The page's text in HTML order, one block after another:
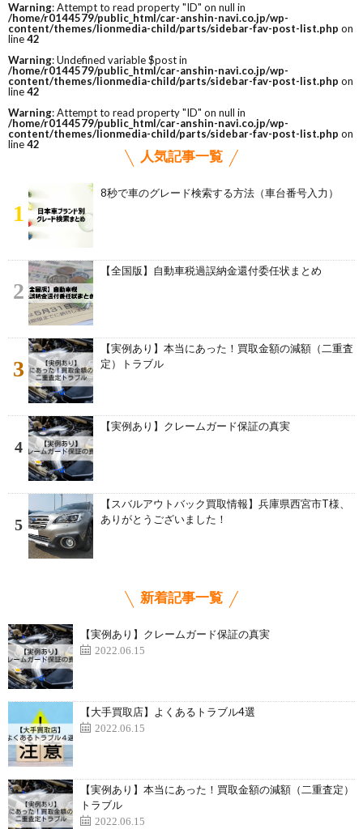
Warning: Attempt to read property "ID" on null in
/home/r0144579/public_html/car-anshin-navi.co.jp/wp-
content/themes/lionmedia-child/parts/sidebar-fav-post-list.php on
line42
Warning: Undefined variable $post in
/home/r0144579/public_html/car-anshin-navi.co.jp/wp-
content/themes/lionmedia-child/parts/sidebar-fav-post-list.php on
line42
Warning: Attempt to read property "ID" on null in
/home/r0144579/public_html/car-anshin-navi.co.jp/wp-
content/themes/lionmedia-child/parts/sidebar-fav-post-list.php on
line42
人気記事一覧
1
8秒で車のグレード検索する方法（車台番号入力）
2
【全国版】自動車税過誤納金還付委任状まとめ
3
【実例あり】本当にあった！買取金額の減額（二重査
定）トラブル
4
【実例あり】クレームガード保証の真実
5
【スバルアウトバック買取情報】兵庫県西宮市T様、
ありがとうございました！
新着記事一覧
【実例あり】クレームガード保証の真実
2022.06.15
【大手買取店】よくあるトラブル4選
2022.06.15
【実例あり】本当にあった！買取金額の減額（二重査定）
トラブル
2022.06.15